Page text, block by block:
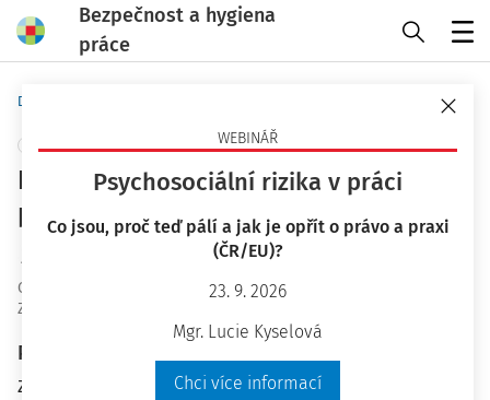
Bezpečnost a hygiena
práce
WEBINÁŘ
Psychosociální rizika v práci
Co jsou, proč teď pálí a jak je opřít o právo a praxi
(ČR/EU)?
23. 9. 2026
Mgr. Lucie Kyselová
Chci více informací
Domů
+ PŘIDAT VLASTNÍ
Pracovní úraz a mimořádná lékařská
prohlídka
OaO ID
Zodpovězeno
Plné znění otázky
Zaměstnanec si v prosinci během lyžařského výcviku